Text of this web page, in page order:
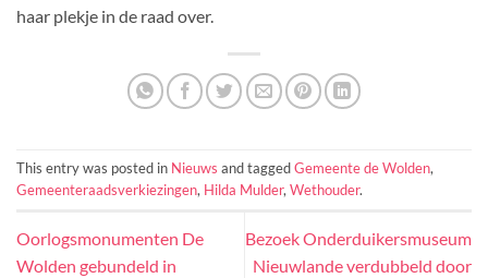
haar plekje in de raad over.
This entry was posted in Nieuws and taggedGemeente de Wolden,
Gemeenteraadsverkiezingen, Hilda Mulder,Wethouder.
Oorlogsmonumenten De
Wolden gebundeld in
Bezoek Onderduikersmuseum
Nieuwlande verdubbeld door